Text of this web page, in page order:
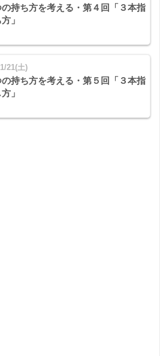
の持ち方を考える・第４回「３本指
」
21(土)
の持ち方を考える・第５回「３本指
」